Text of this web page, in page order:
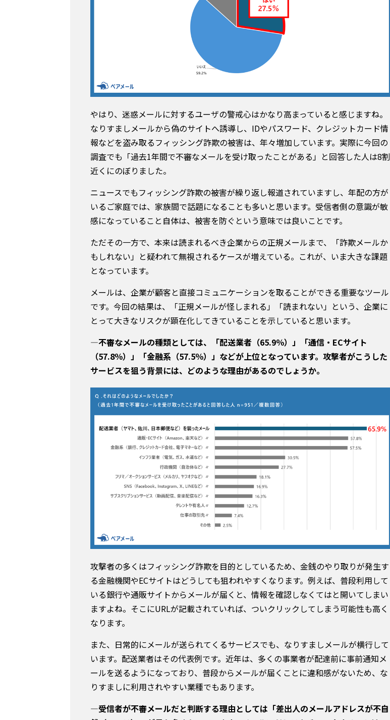
やはり、迷惑メールに対するユーザの警戒心はかなり高まっていると感じますね。
なりすましメールから偽のサイトへ誘導し、IDやパスワード、クレジットカード情
報などを盗み取るフィッシング詐欺の被害は、年々増加しています。実際に今回の
調査でも「過去1年間で不審なメールを受け取ったことがある」と回答した人は8割
近くにのぼりました。
ニュースでもフィッシング詐欺の被害が繰り返し報道されていますし、年配の方が
いるご家庭では、家族間で話題になることも多いと思います。受信者側の意識が敏
感になっていること自体は、被害を防ぐという意味では良いことです。
ただその一方で、本来は読まれるべき企業からの正規メールまで、「詐欺メールか
もしれない」と疑われて無視されるケースが増えている。これが、いま大きな課題
となっています。
メールは、企業が顧客と直接コミュニケーションを取ることができる重要なツール
です。今回の結果は、「正規メールが怪しまれる」「読まれない」という、企業に
とって大きなリスクが顕在化してきていることを示していると思います。
―不審なメールの種類としては、「配送業者（65.9％）」「通信・ECサイト
（57.8％）」「金融系（57.5％）」などが上位となっています。攻撃者がこうした
サービスを狙う背景には、どのような理由があるのでしょうか。
攻撃者の多くはフィッシング詐欺を目的としているため、金銭のやり取りが発生す
る金融機関やECサイトはどうしても狙われやすくなります。例えば、普段利用して
いる銀行や通販サイトからメールが届くと、情報を確認しなくてはと開いてしまい
ますよね。そこにURLが記載されていれば、ついクリックしてしまう可能性も高く
なります。
また、日常的にメールが送られてくるサービスでも、なりすましメールが横行して
います。配送業者はその代表例です。近年は、多くの事業者が配達前に事前通知メ
ールを送るようになっており、普段からメールが届くことに違和感がないため、な
りすましに利用されやすい業種でもあります。
―受信者が不審メールだと判断する理由としては「差出人のメールアドレスが不自